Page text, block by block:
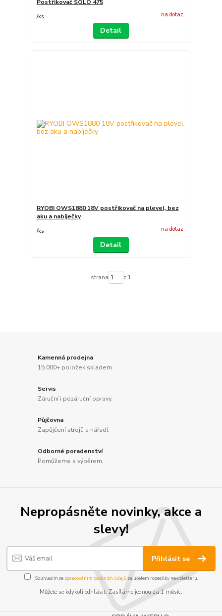
Postřikovač SOLO 475
/ks na dotaz
Detail
RYOBI OWS1880 18V postřikovač na plevel, bez
aku a nabíječky
/ks na dotaz
Detail
strana z 1
Kamenná prodejna
15.000+ položek skladem.
Servis
Záruční i pozáruční opravy.
Půjčovna
Zapůjčení strojů a nářadí.
Odborné poradenství
Pomůžeme s výběrem.
Nepropásněte novinky, akce a
slevy!
Přihlásit se
Souhlasím se zpracováním osobních údajůza účelem rozesílky newsletteru.
Můžete se kdykoli odhlásit. Zasíláme jednou za 1 měsíc.